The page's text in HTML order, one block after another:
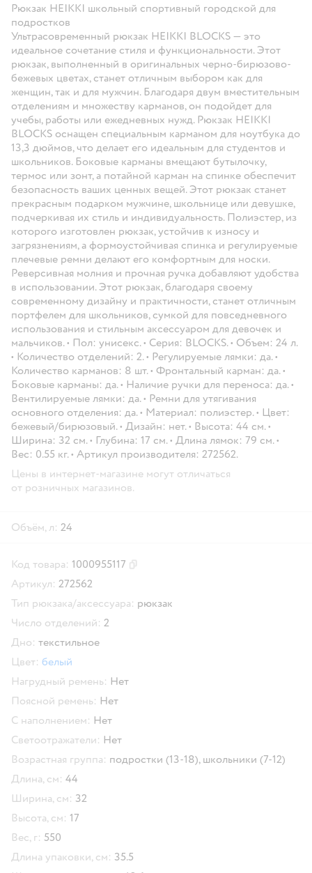
Рюкзак HEIKKI школьный спортивный городской для
подростков
Ультрасовременный рюкзак HEIKKI BLOCKS — это
идеальное сочетание стиля и функциональности. Этот
рюкзак, выполненный в оригинальных черно-бирюзово-
бежевых цветах, станет отличным выбором как для
женщин, так и для мужчин. Благодаря двум вместительным
отделениям и множеству карманов, он подойдет для
учебы, работы или ежедневных нужд. Рюкзак HEIKKI
BLOCKS оснащен специальным карманом для ноутбука до
13,3 дюймов, что делает его идеальным для студентов и
школьников. Боковые карманы вмещают бутылочку,
термос или зонт, а потайной карман на спинке обеспечит
безопасность ваших ценных вещей. Этот рюкзак станет
прекрасным подарком мужчине, школьнице или девушке,
подчеркивая их стиль и индивидуальность. Полиэстер, из
которого изготовлен рюкзак, устойчив к износу и
загрязнениям, а формоустойчивая спинка и регулируемые
плечевые ремни делают его комфортным для носки.
Реверсивная молния и прочная ручка добавляют удобства
в использовании. Этот рюкзак, благодаря своему
современному дизайну и практичности, станет отличным
портфелем для школьников, сумкой для повседневного
использования и стильным аксессуаром для девочек и
мальчиков. • Пол: унисекс. • Серия: BLOCKS. • Объем: 24 л.
• Количество отделений: 2. • Регулируемые лямки: да. •
Количество карманов: 8 шт. • Фронтальный карман: да. •
Боковые карманы: да. • Наличие ручки для переноса: да. •
Вентилируемые лямки: да. • Ремни для утягивания
основного отделения: да. • Материал: полиэстер. • Цвет:
бежевый/бирюзовый. • Дизайн: нет. • Высота: 44 см. •
Ширина: 32 см. • Глубина: 17 см. • Длина лямок: 79 см. •
Вес: 0.55 кг. • Артикул производителя: 272562.
Цены в интернет-магазине могут отличаться
от розничных магазинов.
Объём, л: 24
Код товара: 1000955117
Артикул: 272562
Тип рюкзака/аксессуара: рюкзак
Число отделений: 2
Дно: текстильное
Цвет: белый
Нагрудный ремень: Нет
Поясной ремень: Нет
С наполнением: Нет
Светоотражатели: Нет
Возрастная группа: подростки (13-18), школьники (7-12)
Длина, см: 44
Ширина, см: 32
Высота, см: 17
Вес, г: 550
Длина упаковки, см: 35.5